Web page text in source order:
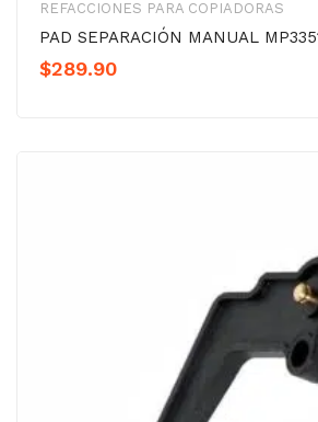
REFACCIONES PARA COPIADORAS
PAD SEPARACIÓN MANUAL
$289.90